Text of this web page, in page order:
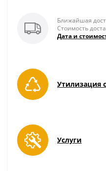
Ближайшая
Стоимость
Дата и
Утилизация
Услуги